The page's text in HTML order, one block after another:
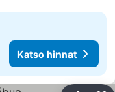
Katso hinnat